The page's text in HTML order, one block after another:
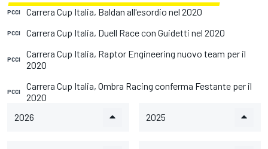
PCCI Carrera Cup Italia, Baldan all'esordio nel 2020
PCCI Carrera Cup Italia, Duell Race con Guidetti nel 2020
PCCI
Carrera Cup Italia, Raptor Engineering nuovo team per il
2020
PCCI
Carrera Cup Italia, Ombra Racing conferma Festante per il
2020
2026
2025